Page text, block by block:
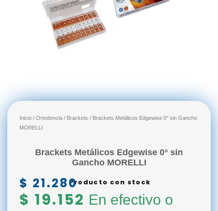
Inicio / Ortodoncia / Brackets / Brackets Metálicos Edgewise 0° sin Gancho
MORELLI
Brackets Metálicos Edgewise 0° sin
Gancho MORELLI
Producto con stock
$ 21.280
$ 19.152 En efectivo o